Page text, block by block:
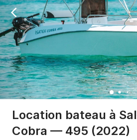
Location bateau à
Cobra — 495 (2022)